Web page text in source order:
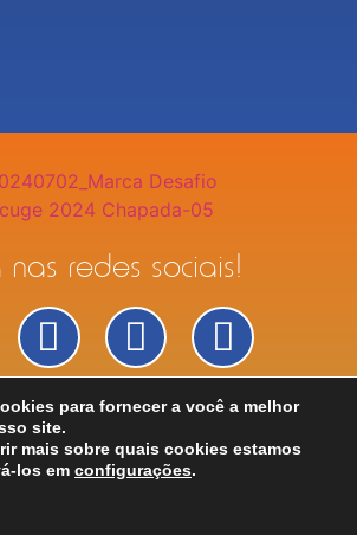
nas redes sociais!
Políticas de Privacidade
Políticas de Vendas
© 2026 Alto Paraguaçu Eventos e Marketing |
para fornecer a você a melhor
site.
mais sobre quais cookies estamos
los em configurações.